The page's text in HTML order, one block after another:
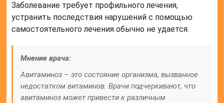
Заболевание требует профильного лечения,
устранить последствия нарушений с помощью
самостоятельного лечения обычно не удается.
Мнение врача:
Авитаминоз – это состояние организма, вызванное
недостатком витаминов. Врачи подчеркивают, что
авитаминоз может привести к различным